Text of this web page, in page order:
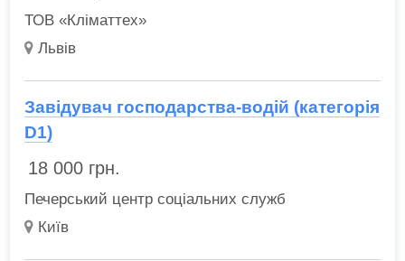
ТОВ «Кліматтех»
Львів
Завідувач господарства-водій (категорія
D1)
18 000 грн.
Печерський центр соціальних служб
Київ